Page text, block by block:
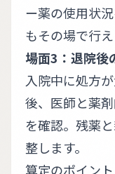
ー薬の使用状
もその場で行え
場面3：退院後
入院中に処方
後、医師と薬
を確認。残薬
整します。
算定のポイント